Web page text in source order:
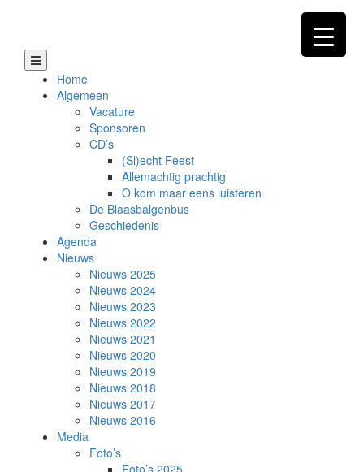
Home
Algemeen
Vacature
Sponsoren
CD’s
(Sl)echt Feest
Allemachtig prachtig
O kom maar eens luisteren
De Blaasbalgenbus
Geschiedenis
Agenda
Nieuws
Nieuws 2025
Nieuws 2024
Nieuws 2023
Nieuws 2022
Nieuws 2021
Nieuws 2020
Nieuws 2019
Nieuws 2018
Nieuws 2017
Nieuws 2016
Media
Foto’s
Foto’s 2025